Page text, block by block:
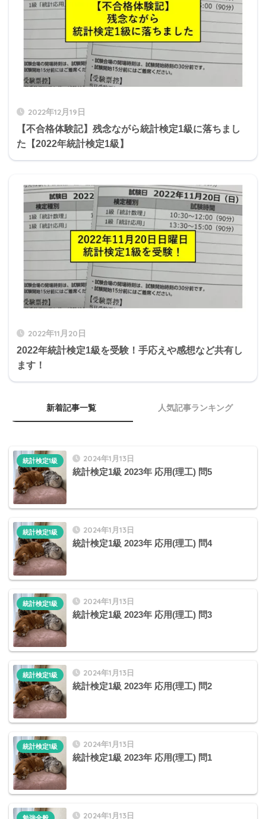
2022年12月19日
【不合格体験記】残念ながら統計検定1級に落ちまし
た【2022年統計検定1級】
2022年11月20日
2022年統計検定1級を受験！手応えや感想など共有し
ます！
新着記事一覧 人気記事ランキング
2024年1月13日
統計検定1級 2023年 応用(理工) 問5
統計検定1級
2024年1月13日
統計検定1級 2023年 応用(理工) 問4
統計検定1級
2024年1月13日
統計検定1級 2023年 応用(理工) 問3
統計検定1級
2024年1月13日
統計検定1級 2023年 応用(理工) 問2
統計検定1級
2024年1月13日
統計検定1級 2023年 応用(理工) 問1
統計検定1級
2024年1月13日